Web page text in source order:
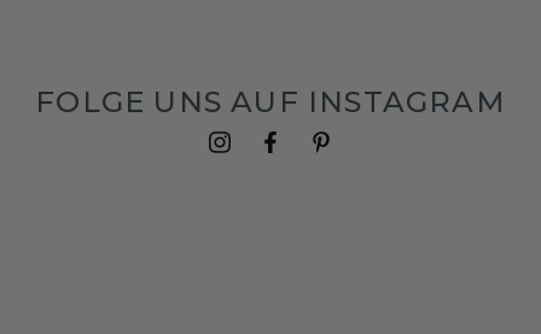
FOLGE UNS AUF INSTAGRAM